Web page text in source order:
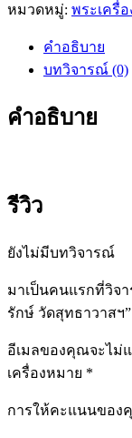
หมวดหมู่: พระเครื่อ
คำอธิบาย
บทวิจารณ์ (0)
คำอธิบาย
รีวิว
ยังไม่มีบทวิจารณ์
มาเป็นคนแรกที่วิจ
รักษ์ วัดสุทธาวาสฯ”
อีเมลของคุณจะไม่
เครื่องหมาย *
การให้คะแนนของ